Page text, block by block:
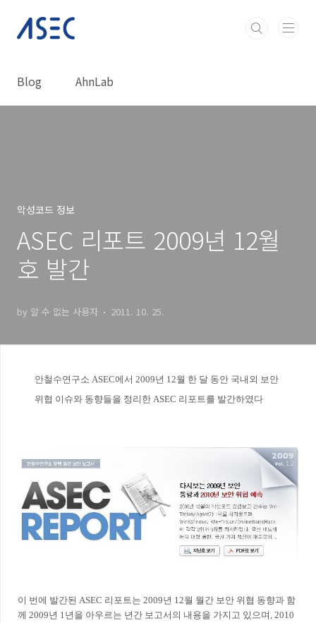
Blog AhnLab
악성코드 정보
ASEC 리포트 2009년 12월
호 발간
by 알 수 없는 사용자 2011. 10. 25.
안철수연구소 ASEC에서 2009년 12월 한 달 동안 국내외 보안
위협 이슈와 동향들을 정리한 ASEC 리포트를 발간하였다
이 번에 발간된 ASEC 리포트는 2009년 12월 월간 보안 위협 동향과 함
께 2009년 1년을 아우르는 년간 보고서의 내용을 가지고 있으며, 2010